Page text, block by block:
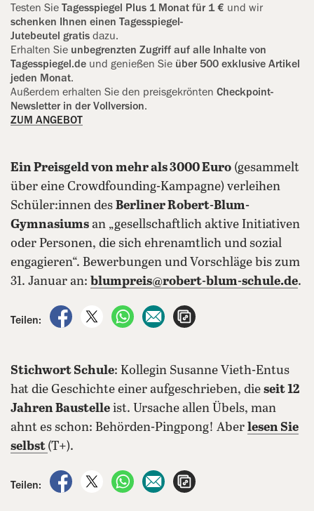
Testen Sie Tagesspiegel Plus 1 ‍Monat für 1 € und wir
schenken ‍Ihnen einen Tagesspiegel-
Jutebeutel gratis dazu.
Erhalten Sie unbegrenzten Zugriff auf alle Inhalte von
Tagesspiegel.de und genießen Sie über 500 exklusive Artikel
jeden Monat.
Außerdem erhalten Sie den preisgekrönten Checkpoint-
Newsletter in der Vollversion.
ZUM ANGEBOT
Ein Preisgeld von mehr als 3000 Euro (gesammelt
über eine Crowdfounding-Kampagne) verleihen
Schüler:innen des Berliner Robert-Blum-
Gymnasiums an „gesellschaftlich aktive Initiativen
oder Personen, die sich ehrenamtlich und sozial
engagieren“. Bewerbungen und Vorschläge bis zum
31. Januar an: blumpreis@robert-blum-schule.de.
Teilen:
auf Facebook teilen
auf X teilenper WhatsApp teilen
per E-Mail teilen
Stichwort Schule: Kollegin Susanne Vieth-Entus
hat die Geschichte einer aufgeschrieben, die seit 12
Jahren Baustelle ist. Ursache allen Übels, man
ahnt es schon: Behörden-Pingpong! Aber lesen Sie
selbst (T+).
Teilen:
auf Facebook teilen
auf X teilenper WhatsApp teilen
per E-Mail teilen